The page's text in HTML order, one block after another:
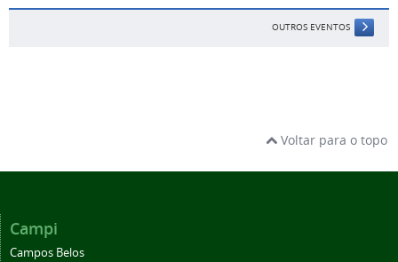
OUTROS EVENTOS
Voltar para o topo
Campi
Campos Belos